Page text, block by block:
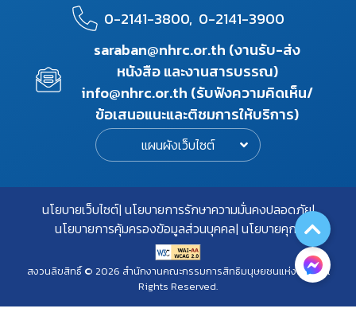
0-2141-3800, 0-2141-3900
saraban@nhrc.or.th (งานรับ-ส่ง
หนังสือ และงานสารบรรณ)
info@nhrc.or.th (รับฟังความคิดเห็น/
ข้อเสนอแนะและติชมการให้บริการ)
แผนผังเว็บไซต์
นโยบายเว็บไซต์ นโยบายการรักษาความมั่นคงปลอดภัย
นโยบายการคุ้มครองข้อมูลส่วนบุคคล นโยบายคุกกี้
สงวนลิขสิทธิ์ © 2026 สำนักงานคณะกรรมการสิทธิมนุษยชนแห่งชาติ. All
Rights Reserved.